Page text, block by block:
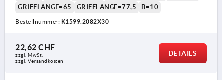
GRIFFLÄNGE=65
GRIFFLÄNGE=77,5 B=10
Bestellnummer: K1599.2082X30
22,62 CHF
zzgl. MwSt.
zzgl. Versandkosten
DETAILS